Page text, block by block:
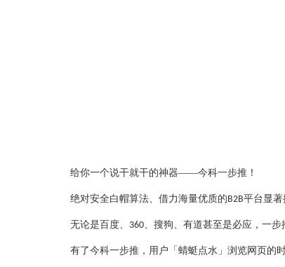
给你一个说干就干的神器——今科一步推！
绝对安全白帽算法、借力海量优质的B2B平台显
无论是百度、 360、搜狗、有道甚至是必应，一步
有了今科一步推，用户「蜻蜓点水」浏览网页的